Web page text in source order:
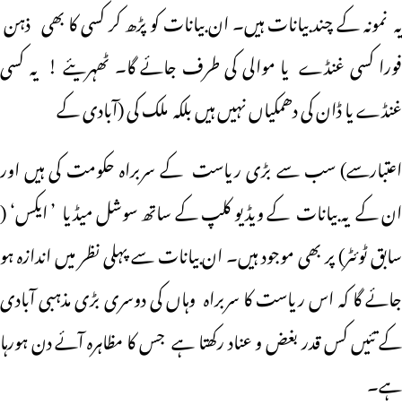
یہ نمونہ کے چند بیانات ہیں۔ ان بیانات کو پڑھ کر کسی کا بھی ذہن
فورا کسی غنڈے یا موالی کی طرف جائے گا۔ ٹھہریئے ! یہ کسی
غنڈے یا ڈان کی دھمکیاں نہیں ہیں بلکہ ملک کی (آبادی کے
اعتبارسے) سب سے بڑی ریاست کے سربراہ حکومت کی ہیں اور
ان کے یہ بیانات کے ویڈیو کلپ کے ساتھ سوشل میڈیا ’ ایکس‘ (
سابق ٹوئٹر) پر بھی موجود ہیں۔ ان بیانات سے پہلی نظر میں اندازہ ہو
جائے گا کہ اس ریاست کا سربراہ وہاں کی دوسری بڑی مذہبی آبادی
کے تئیں کس قدر بغض و عناد رکھتا ہے جس کا مظاہرہ آئے دن ہورہا
ہے۔